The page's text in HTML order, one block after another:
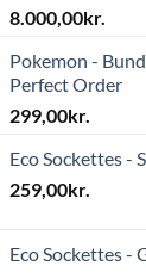
8.000,00kr.
Pokemon -
Perfect Order
299,00kr.
Eco Sockettes -
259,00kr.
Eco Sockettes -